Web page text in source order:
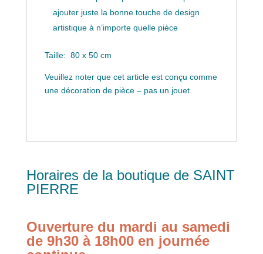
ajouter juste la bonne touche de design
artistique à n’importe quelle pièce
Taille: 80 x 50 cm
Veuillez noter que cet article est conçu comme
une décoration de pièce – pas un jouet.
Horaires de la boutique de SAINT
PIERRE
Ouverture du mardi au samedi
de 9h30 à 18h00 en journée